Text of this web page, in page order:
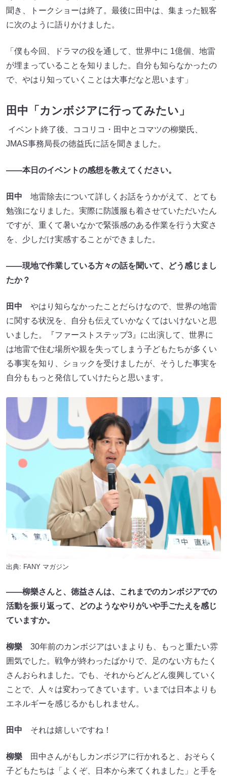
聞き、トークショーは終了。最後に田中は、集まった観客
に次のように語りかけました。
「僕も今回、ドラマの役を通して、世界中に 1億個、地雷
が埋まっていることを知りました。自分も知らなかったの
で、やはり知っていくことは大事だなと思います」
田中「カンボジアに行ってみたい」
イベント終了後、ココリコ・田中とコマツの柳樂氏、
JMAS事務局長の徳益氏に話を聞きました。
――本日のイベントの感想を教えてください。
田中 地雷除去について詳しくお話をうかがえて、とても
勉強になりました。実際に防護服も着させていただいたん
ですが、重くて暑いなかで緊張感のある作業を行う大変さ
を、少しだけ実感することができました。
――現地で作業している方々の話を聞いて、どう感じまし
たか？
田中 やはり知らなかったことだらけなので、世界の地雷
に関する状況を、自分も伝えていかなくてはいけないと思
いました。『ファーストステップ3』に出演して、世界に
は地雷で住む場所や親を失ってしまう子どもたちが多くい
る事実を知り、ショックを受けましたが、そうした事実を
自分ももっと発信していけたらと思います。
出典: FANY マガジン
――柳樂さんと、徳益さんは、これまでのカンボジアでの
活動を振り返って、どのようなやりがいや手ごたえを感じ
ていますか。
柳樂 30年前のカンボジアはいまよりも、もっと重たい雰
囲気でした。戦争が終わったばかりで、足のない方もたく
さんおられました。でも、それからどんどん復興していく
ことで、人々は変わってきています。いまでは日本よりも
エネルギーを感じるかもしれません。
田中 それは嬉しいですね！
柳樂
田中さんがもしカンボジアに行かれると、おそらく
子どもたちは「よくぞ、日本から来てくれました」と手を